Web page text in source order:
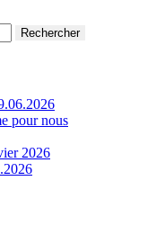
pour nous
2026